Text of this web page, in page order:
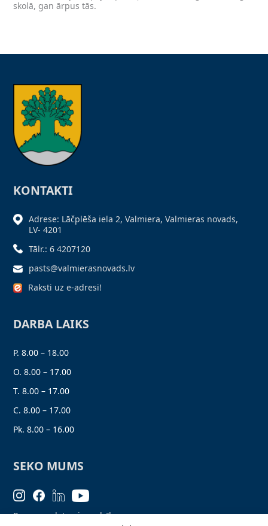
skolā, gan ārpus tās.
KONTAKTI
Adrese: Lāčplēša iela 2, Valmiera, Valmieras novads,
LV- 4201
Tālr.: 6 4207120
pasts@valmierasnovads.lv
Raksti uz e-adresi!
DARBA LAIKS
P. 8.00 – 18.00
O. 8.00 – 17.00
T. 8.00 – 17.00
C. 8.00 – 17.00
Pk. 8.00 – 16.00
SEKO MUMS
Personas datu aizsardzība